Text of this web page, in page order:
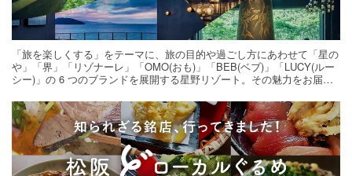
「旅を楽しくする」をテーマに、旅の目的や過ごし方にあわせて「星の
や」「界」「リゾナーレ」「OMO(おも)」「BEB(ベブ)」「LUCY(ルー
シー)」の 6 つのブランドを展開する星野リゾート。その魅力をお届け